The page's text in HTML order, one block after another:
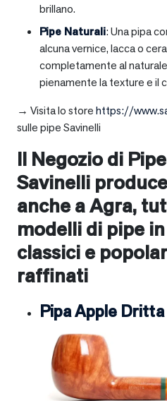
brillano.
Pipe Naturali: Una pipa
alcuna vernice, lacca o
completamente al
pienamente la texture e il
→ Visita lo storehttps://
sulle pipe Savinelli
Il Negozio di
Savinelli
anche aAgra,
modelli di pipe
classici e
raffinati
Pipa Apple Dritta